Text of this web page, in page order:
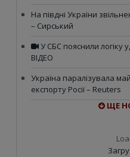
На півдні України
– Сирський
У СБС пояснили логіку
ВІДЕО
Україна паралізувала
експорту Росії – Reuters
ЩЕ